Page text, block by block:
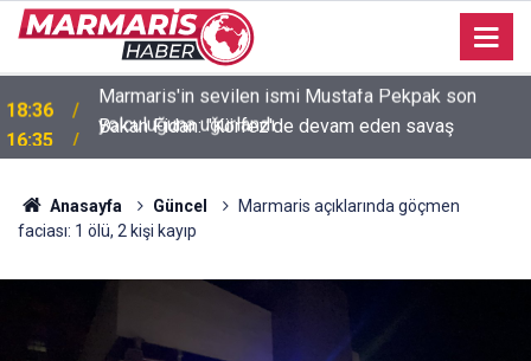
16:35
Bakan Fidan: "Körfez'de devam eden savaş
dikkatimizi Filistin meselesinden ayırmadı"
Anasayfa Güncel
Marmaris açıklarında göçmen
faciası: 1 ölü, 2 kişi kayıp